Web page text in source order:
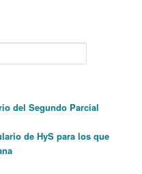
del Segundo Parcial
de HyS para los que